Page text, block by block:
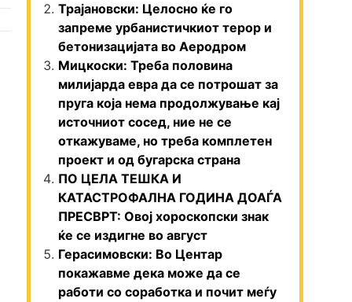
Трајановски: Целосно ќе го
запреме урбанистичкиот терор и
бетонизацијата во Аеродром
Мицкоски: Треба половина
милијарда евра да се потрошат за
пруга која нема продолжување кај
источниот сосед, ние не се
откажуваме, но треба комплетен
проект и од бугарска страна
ПО ЦЕЛА ТЕШКА И
КАТАСТРОФАЛНА ГОДИНА ДОАЃА
ПРЕСВРТ: Овој хороскопски знак
ќе се издигне во август
Герасимовски: Во Центар
покажавме дека може да се
работи со соработка и почит меѓу